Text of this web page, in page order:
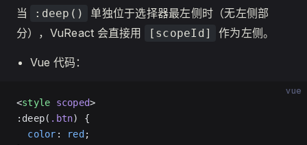
当 :deep()
单独位于选择器最左侧时（无左侧部
分），VuReact 会直接用
[scopeId] 作为左侧。
Vue 代码：
vue
<style scoped>
:deep( .btn) {
  color
: red ;